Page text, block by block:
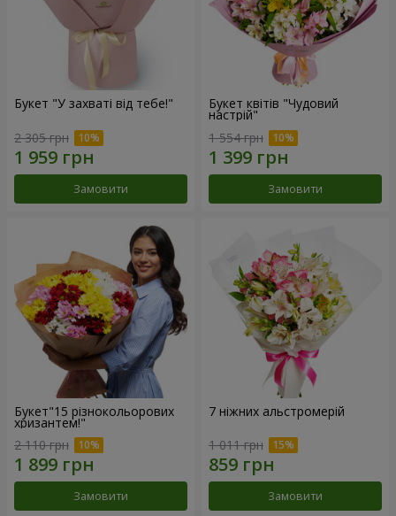
Букет "У захваті від тебе!"
2 305 грн
Замовити
Букет квітів "Чудовий
настрій"
1 554 грн
Замовити
Букет"15 різнокольорових
хризантем!"
2 110 грн
Замовити
7 ніжних альстромерій
1 011 грн
Замовити